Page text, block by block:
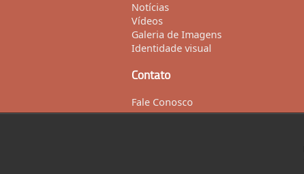
Notícias
Vídeos
Galeria de Imagens
Identidade visual
Contato
Fale Conosco